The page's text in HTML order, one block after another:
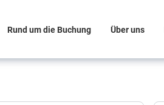
Rund um die Buchung Über uns